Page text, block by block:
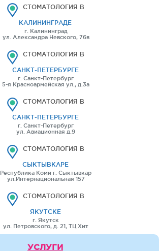
СТОМАТОЛОГИЯ В
КАЛИНИНГРАДЕ
г. Калининград
ул. Александра Невского, 76в
СТОМАТОЛОГИЯ В
САНКТ-ПЕТЕРБУРГЕ
г. Санкт-Петербург
5-я Красноармейская ул., д.3а
СТОМАТОЛОГИЯ В
САНКТ-ПЕТЕРБУРГЕ
г. Санкт-Петербург
ул. Авиационная д.9
СТОМАТОЛОГИЯ В
СЫКТЫВКАРЕ
Республика Коми г. Сыктывкар
ул.Интернациональная 157
СТОМАТОЛОГИЯ В
ЯКУТСКЕ
г. Якутск
ул. Петровского, д. 21, ТЦ Хит
УСЛУГИ